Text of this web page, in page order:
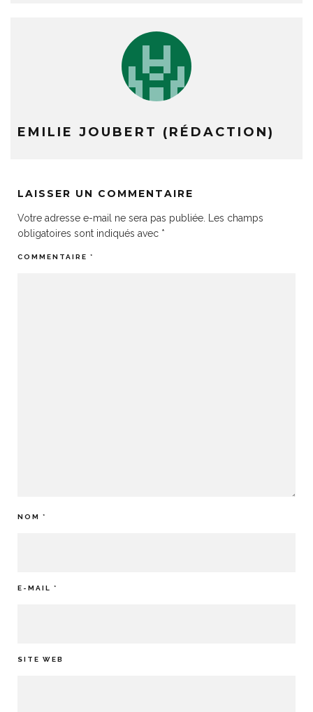
EMILIE JOUBERT (RÉDACTION)
LAISSER UN COMMENTAIRE
Votre adresse e-mail ne sera pas publiée.
Les champs
obligatoires sont indiqués avec *
COMMENTAIRE *
NOM *
E-MAIL *
SITE WEB